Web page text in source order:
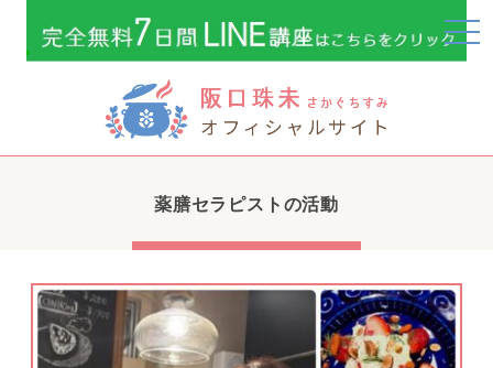
薬膳セラピストの活動